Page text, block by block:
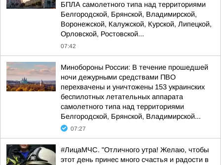
БПЛА самолетного типа над территориями
Белгородской, Брянской, Владимирской,
Воронежской, Калужской, Курской, Липецкой,
Орловской, Ростовской...
07:42
Минобороны России: В течение прошедшей
ночи дежурными средствами ПВО
перехвачены и уничтожены 153 украинских
беспилотных летательных аппарата
самолетного типа над территориями
Белгородской, Брянской, Владимирской...
07:27
#ЛицаМЧС. "Отличного утра! Желаю, чтобы
этот день принес много счастья и радости в